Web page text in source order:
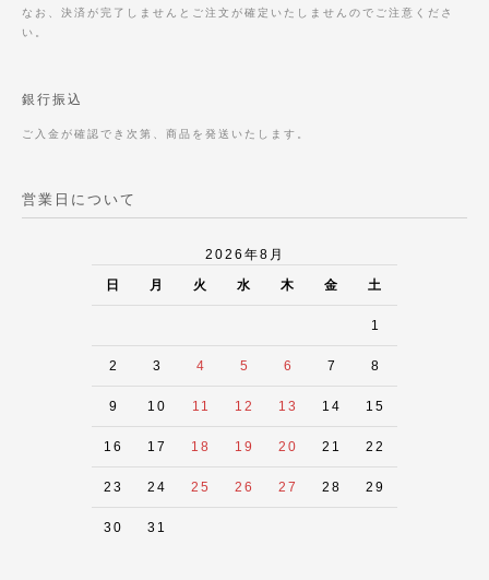
なお、決済が完了しませんとご注文が確定いたしませんのでご注意くださ
い。
銀行振込
ご入金が確認でき次第、商品を発送いたします。
営業日について
2026年8月
日 月 火 水 木 金 土
1
2 3 4 5 6 7 8
9 10 11 12 13 14 15
16 17 18 19 20 21 22
23 24 25 26 27 28 29
30 31